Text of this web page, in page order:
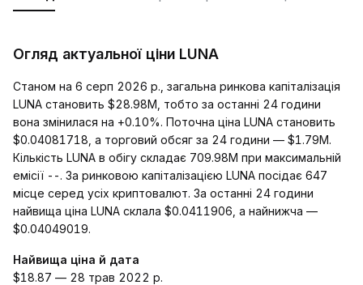
Огляд актуальної ціни LUNA
Станом на 6 серп 2026 р., загальна ринкова капіталізація
LUNA становить $28.98M, тобто за останні 24 години
вона змінилася на +0.10%. Поточна ціна LUNA становить
$0.04081718, а торговий обсяг за 24 години — $1.79M.
Кількість LUNA в обігу складає 709.98M при максимальній
емісії --. За ринковою капіталізацією LUNA посідає 647
місце серед усіх криптовалют. За останні 24 години
найвища ціна LUNA склала $0.0411906, а найнижча —
$0.04049019.
Найвища ціна й дата
$18.87 — 28 трав 2022 р.